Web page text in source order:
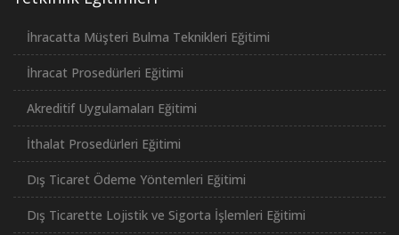
İhracatta Müşteri Bulma Teknikleri Eğitimi
İhracat Prosedürleri Eğitimi
Akreditif Uygulamaları Eğitimi
İthalat Prosedürleri Eğitimi
Dış Ticaret Ödeme Yöntemleri Eğitimi
Dış Ticarette Lojistik ve Sigorta İşlemleri Eğitimi